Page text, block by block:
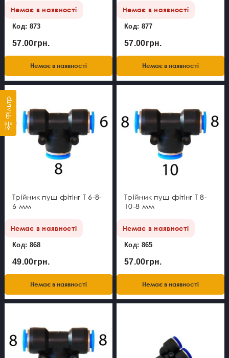
Фільтр
Немає в наявності
Код: 873
57.00грн.
Немає в наявності
Немає в наявності
Код: 877
57.00грн.
Немає в наявності
Трійник пуш фітінг Т 6-8-
6 мм
Немає в наявності
Код: 868
49.00грн.
Немає в наявності
Трійник пуш фітінг Т 8-
10-8 мм
Немає в наявності
Код: 865
57.00грн.
Немає в наявності